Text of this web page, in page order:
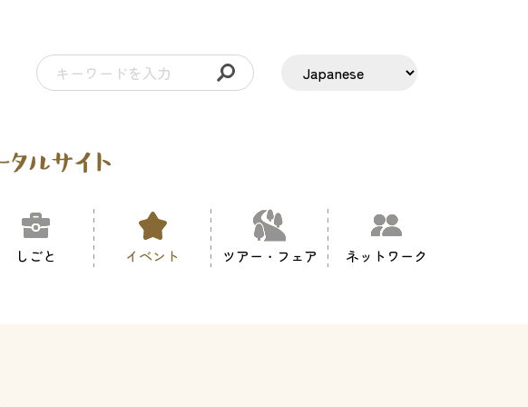
しごと イベント ツアー・フェア ネットワーク